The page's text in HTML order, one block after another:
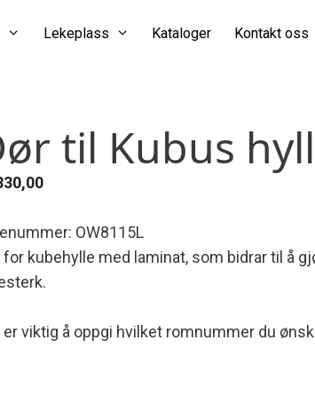
Lekeplass Kataloger Kontakt oss
til Kubus
OW8115L
for kubehylle med laminat, som bidrar til å
er viktig å oppgi hvilket romnummer du